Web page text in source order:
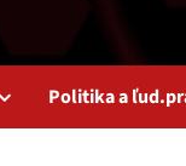
Politika a